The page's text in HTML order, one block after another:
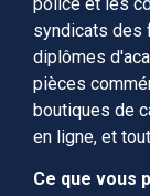
syndicats des
diplômes
pièces
boutiques de
en ligne, et
Ce que vous